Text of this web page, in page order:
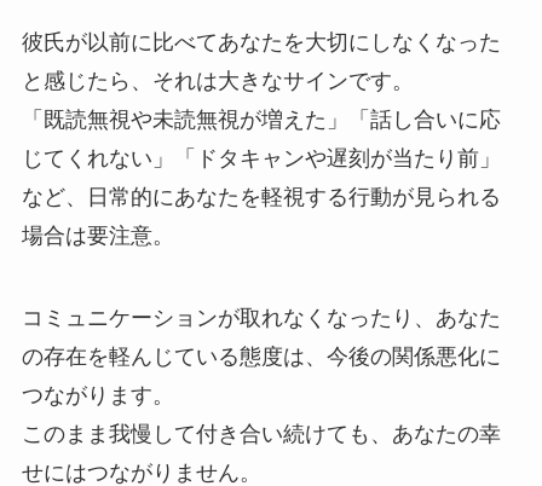
彼氏が以前に比べてあなたを大切にしなくなった
と感じたら、それは大きなサインです。
「既読無視や未読無視が増えた」「話し合いに応
じてくれない」「ドタキャンや遅刻が当たり前」
など、日常的にあなたを軽視する行動が見られる
場合は要注意。
コミュニケーションが取れなくなったり、あなた
の存在を軽んじている態度は、今後の関係悪化に
つながります。
このまま我慢して付き合い続けても、あなたの幸
せにはつながりません。